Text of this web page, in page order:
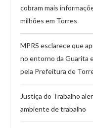
cobram mais
milhões em Torres
MPRS esclarece que
no entorno da Guarita
pela Prefeitura de
Justiça do Trabalho
ambiente de trabalho